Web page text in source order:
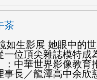
茶
如生影展 她眼中的
一位頂尖雜誌模特成
：中華世界影像教育
事長／龍潭高中余欣